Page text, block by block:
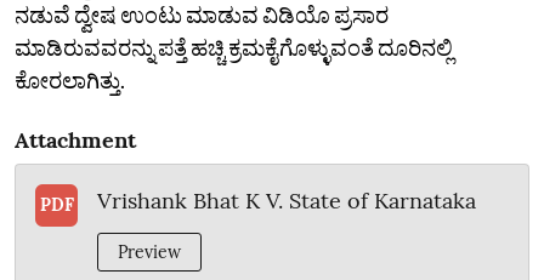
ನಡುವೆ ದ್ವೇಷ ಉಂಟು ಮಾಡುವ ವಿಡಿಯೊ ಪ್ರಸಾರ
ಮಾಡಿರುವವರನ್ನು ಪತ್ತೆ ಹಚ್ಚಿ ಕ್ರಮಕೈಗೊಳ್ಳುವಂತೆ ದೂರಿನಲ್ಲಿ
ಕೋರಲಾಗಿತ್ತು.
Attachment
PDF Vrishank Bhat K V. State of Karnataka
Preview